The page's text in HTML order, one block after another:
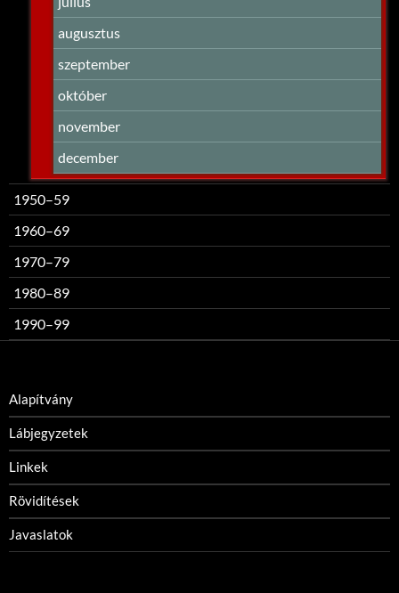
augusztus
szeptember
október
november
december
1950–59
1960–69
1970–79
1980–89
1990–99
Alapítvány
Lábjegyzetek
Linkek
Rövidítések
Javaslatok